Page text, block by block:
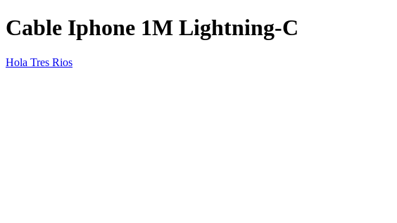
Cable Iphone 1M Lightning-C
Hola Tres Rios